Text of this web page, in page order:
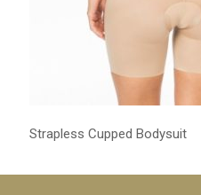
Strapless Cupped Bodysuit